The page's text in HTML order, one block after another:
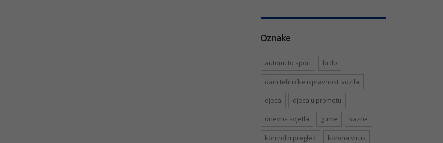
Oznake
automoto sport brdo
dani tehničke ispravnosti vozila
djeca djeca u prometu
dnevna svjetla gume kazne
kontrolni pregled korona virus